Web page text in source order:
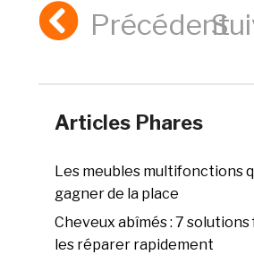
Précédent
Articles Phares
Les meubles multifonctions
gagner de la place
Cheveux abîmés : 7
les réparer rapidement